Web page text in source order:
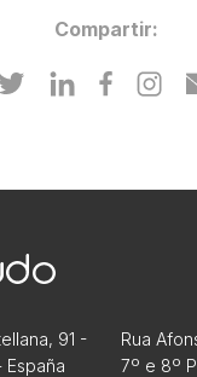
Compartir:
91 -
Rua
7º e 8º